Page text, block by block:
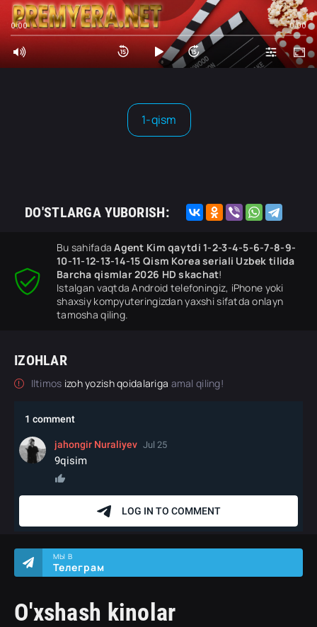
0:00 0:00
1-qism
DO'STLARGA YUBORISH:
Bu sahifadaAgent Kim qaytdi 1-2-3-4-5-6-7-8-9-
10-11-12-13-14-15 Qism Korea seriali Uzbek tilida
Barcha qismlar 2026 HD skachat!
Istalgan vaqtda Android telefoningiz, iPhone yoki
shaxsiy kompyuteringizdan yaxshi sifatda onlayn
tamosha qiling.
IZOHLAR
Iltimos izoh yozish qoidalariga amal qiling!
O'xshash kinolar
МЫ В
Телеграм